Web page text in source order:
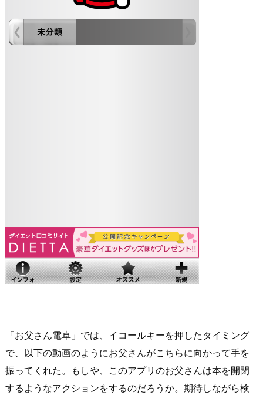
「お父さん電卓」では、イコールキーを押したタイミング
で、以下の動画のようにお父さんがこちらに向かって手を
振ってくれた。もしや、このアプリのお父さんは本を開閉
するようなアクションをするのだろうか。期待しながら検